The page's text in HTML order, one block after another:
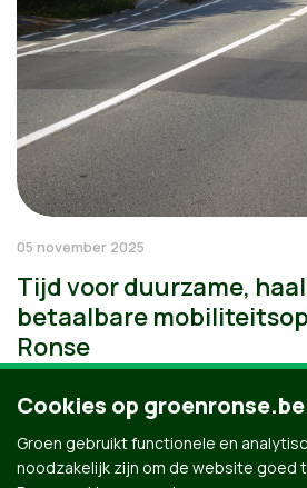
05 november 2025
Tijd voor duurzame,
betaalbare
Ronse
Cookies op groenronse.be
Groen gebruikt functionele en
noodzakelijk zijn om de website goed